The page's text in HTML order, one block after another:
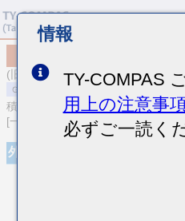
(旧品番 SMK432BJ683MM-T)
積層セラミックコンデンサ
[一般用 中高耐圧積層セラミックコ
外観
情報
TY-COMPAS
用上の注意事
必ずご一読く